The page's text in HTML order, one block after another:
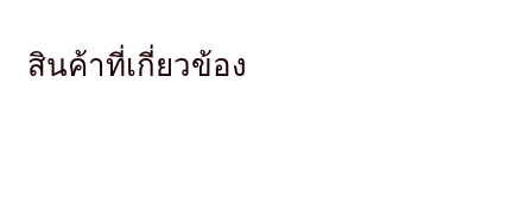
สินค้าที่เกี่ยวข้อง